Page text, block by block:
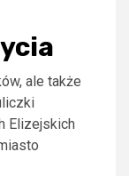
ale także
Elizejskich